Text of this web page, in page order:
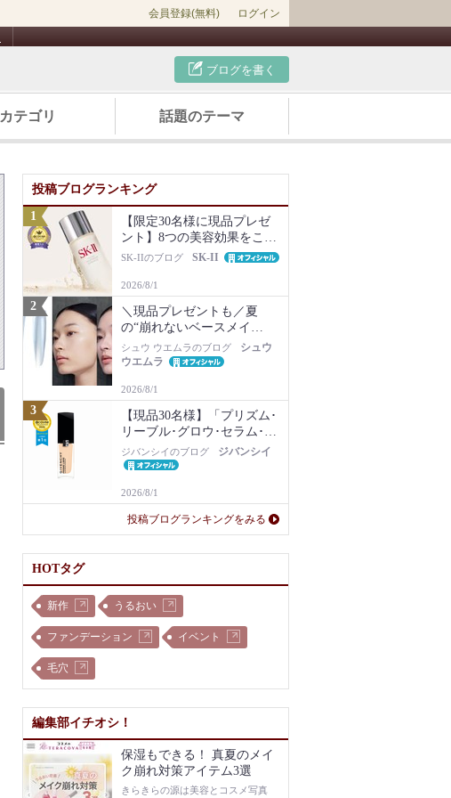
会員登録(無料) ログイン
ブログを書く
カテゴリ 話題のテーマ
投稿ブログランキング
【限定30名様に現品プレゼ
ント】8つの美容効果をこの
1本で【新美容液キット再販
SK-IIのブログ SK-II
2026/8/1
＼現品プレゼントも／夏
の“崩れないベースメイ
ク”は名品化粧下地から！毛
穴・ベタつき・乾燥知らず
シュウ ウエムラのブログ
シュウ
ウエムラ
2026/8/1
【現品30名様】「プリズム･
リーブル･グロウ･セラム･フ
ァンデーション」1N現品を
プレゼント！
ジバンシイのブログ ジバンシイ
2026/8/1
投稿ブログランキングをみる
HOTタグ
新作 うるおい
ファンデーション イベント
毛穴
編集部イチオシ！
保湿もできる！ 真夏のメイ
ク崩れ対策アイテム3選
きらきらの源は美容とコスメ写真